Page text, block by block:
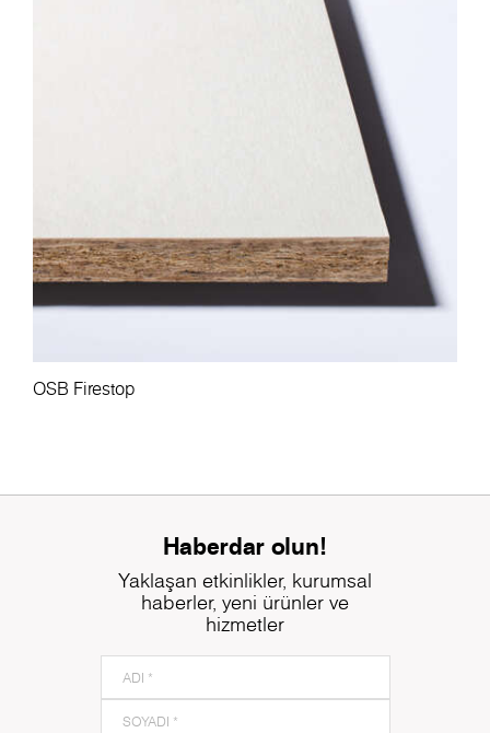
OSB Firestop
Haberdar olun!
Yaklaşan etkinlikler, kurumsal
haberler, yeni ürünler ve
hizmetler